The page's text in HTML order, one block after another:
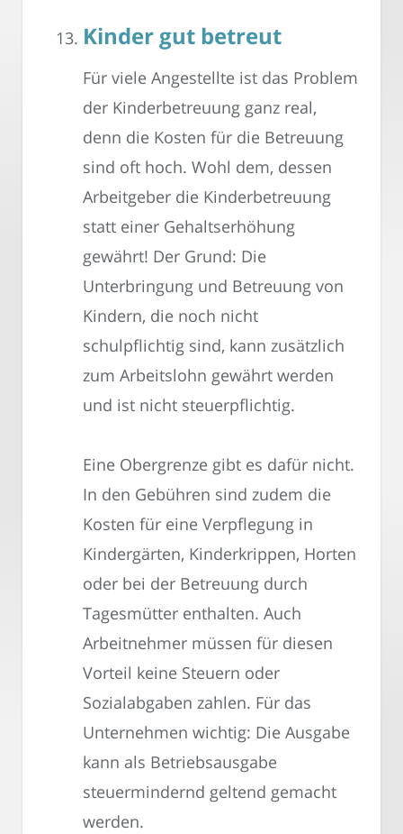
Kinder gut betreut
Für viele Angestellte ist das Problem
der Kinderbetreuung ganz real,
denn die Kosten für die Betreuung
sind oft hoch. Wohl dem, dessen
Arbeitgeber die Kinderbetreuung
statt einer Gehaltserhöhung
gewährt! Der Grund: Die
Unterbringung und Betreuung von
Kindern, die noch nicht
schulpflichtig sind, kann zusätzlich
zum Arbeitslohn gewährt werden
und ist nicht steuerpflichtig.
Eine Obergrenze gibt es dafür nicht.
In den Gebühren sind zudem die
Kosten für eine Verpflegung in
Kindergärten, Kinderkrippen, Horten
oder bei der Betreuung durch
Tagesmütter enthalten. Auch
Arbeitnehmer müssen für diesen
Vorteil keine Steuern oder
Sozialabgaben zahlen. Für das
Unternehmen wichtig: Die Ausgabe
kann als Betriebsausgabe
steuermindernd geltend gemacht
werden.